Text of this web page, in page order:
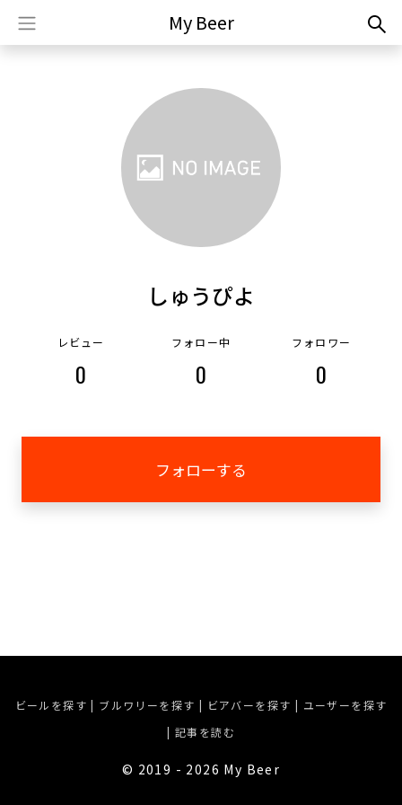
My Beer
しゅうぴよ
レビュー フォロー中 フォロワー
0 0 0
フォローする
ビールを探す | ブルワリーを探す | ビアバーを探す | ユーザーを探す
| 記事を読む
©︎ 2019 - 2026 My Beer